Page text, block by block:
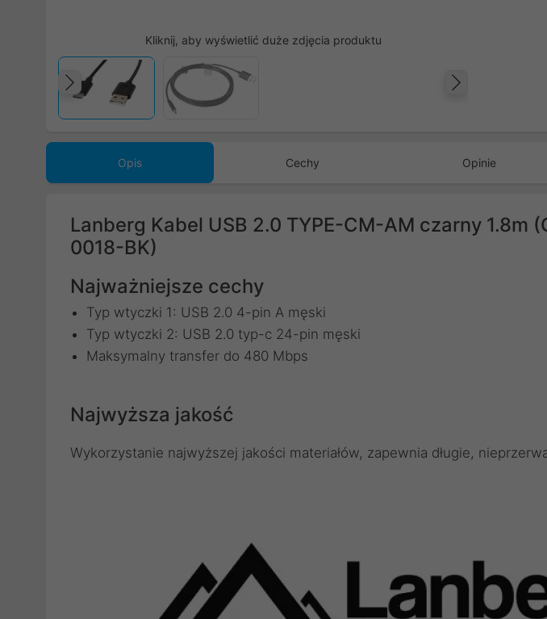
Kliknij, aby wyświetlić duże zdjęcia produktu
Poprzedni
Opis Cechy Opinie
Lanberg Kabel USB 2.0 TYPE-CM-AM czarny 1.8m
0018-BK)
Najważniejsze cechy
Typ wtyczki 1: USB 2.0 4-pin A męski
Typ wtyczki 2: USB 2.0 typ-c 24-pin męski
Maksymalny transfer do 480 Mbps
Najwyższa jakość
Wykorzystanie najwyższej jakości materiałów, zapewnia długie,